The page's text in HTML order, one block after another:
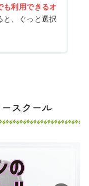
も利用できるオ
と、ぐっと選択
スクール